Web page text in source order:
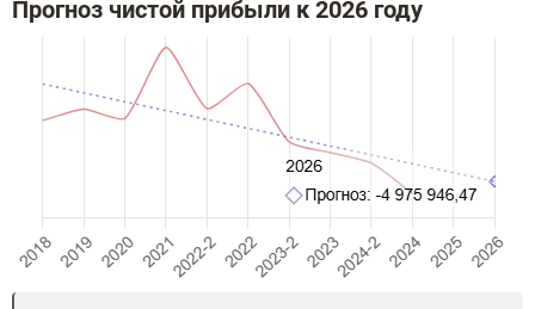
Прогноз чистой прибыли к 2026 году